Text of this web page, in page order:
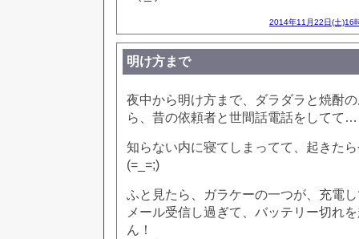
2014年11月22日(土)16
明け方まで
夜中から明け方まで、ダラダラと焼酎
ら、昔の依頼者と世間話電話をしてて…
知らない内に寝てしまってて、起きた
(=_=;)
ふと見たら、ガラケーの一つが、充電
メール受信し過ぎて、バッテリー切れ
ん！